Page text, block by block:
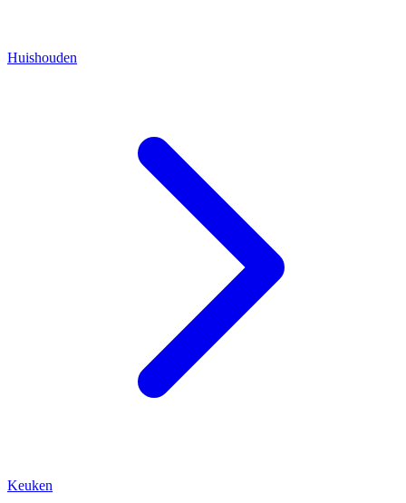
Huishouden
Keuken